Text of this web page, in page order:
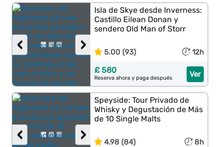
›
‹
Isla de Skye desde Inverness:
Castillo Eilean Donan y
sendero Old Man of Storr
5.00 (93) 12h
Ver
£ 580
Reserva ahora y paga después
›
‹
Speyside: Tour Privado de
Whisky y Degustación de Más
de 10 Single Malts
4.98 (84) 8h